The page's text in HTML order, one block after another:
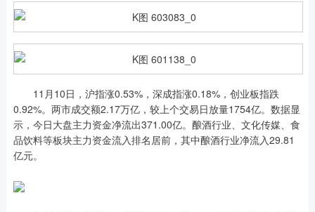
11月10日，沪指涨0.53%，深成指涨0.18%，创业板指跌
0.92%。两市成交额2.17万亿，较上个交易日放量1754亿。数据显
示，今日大盘主力资金净流出371.00亿。酿酒行业、文化传媒、食
品饮料等板块主力资金流入排名居前，其中酿酒行业净流入29.81
亿元。